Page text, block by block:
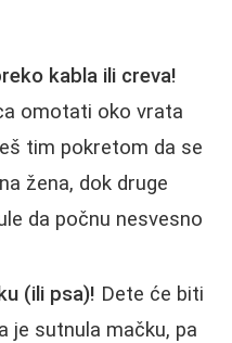
kabla ili creva!
omotati oko vrata
tim pokretom da se
žena, dok druge
da počnu nesvesno
(ili psa)! Dete će biti
je sutnula mačku, pa